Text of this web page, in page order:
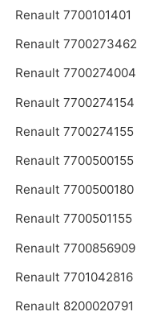
Renault 7700101401
Renault 7700273462
Renault 7700274004
Renault 7700274154
Renault 7700274155
Renault 7700500155
Renault 7700500180
Renault 7700501155
Renault 7700856909
Renault 7701042816
Renault 8200020791